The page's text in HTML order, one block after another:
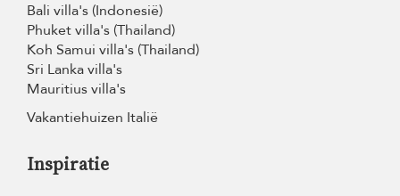
Bali villa's (Indonesië)
Phuket villa's (Thailand)
Koh Samui villa's (Thailand)
Sri Lanka villa's
Mauritius villa's
Vakantiehuizen Italië
Inspiratie